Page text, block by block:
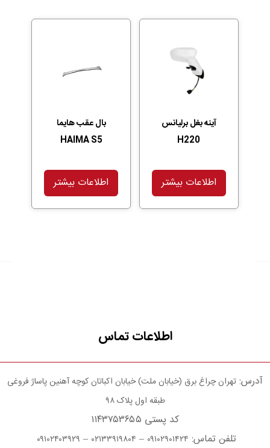
آینه بغل برلیانس
H220
اطلاعات بیشتر
بال عقب هایما
HAIMA S5
اطلاعات بیشتر
اطلاعات تماس
آدرس: تهران چراغ برق (خیابان ملت) خیابان اکباتان کوچه آهنین پاساژ فروغی
طبقه اول پلاک ۹۸
کد پستی ۱۱۴۳۷۵۳۶۵۵
تلفن تماس: ۰۹۱۰۲۹۰۱۴۲۴ – ۰۲۱۳۳۹۱۹۸۰۴ – ۰۹۱۰۲۴۰۳۹۲۹